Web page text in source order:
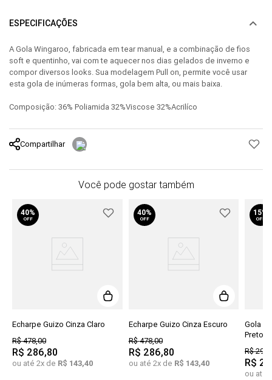
ESPECIFICAÇÕES
A Gola Wingaroo, fabricada em tear manual, e a combinação de fios
soft e quentinho, vai com te aquecer nos dias gelados de inverno e
compor diversos looks. Sua modelagem Pull on, permite você usar
esta gola de inúmeras formas, gola bem alta, ou mais baixa.
Composição: 36% Poliamida 32%Viscose 32%Acrilíco
Compartilhar
Você pode gostar também
40%
OFF
Echarpe Guizo Cinza Claro
R$478,00
R$ 286,80
ou até 2x de R$ 143,40
40%
OFF
Echarpe Guizo Cinza Escuro
R$478,00
R$ 286,80
ou até 2x de R$ 143,40
15%
OFF
Gola
Preto
R$298
R$
ou até